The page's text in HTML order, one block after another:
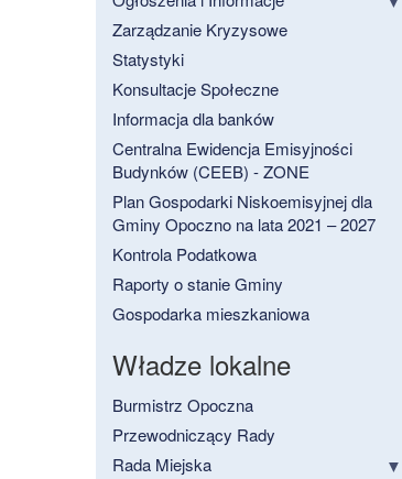
Zarządzanie Kryzysowe
Statystyki
Konsultacje Społeczne
Informacja dla banków
Centralna Ewidencja Emisyjności
Budynków (CEEB) - ZONE
Plan Gospodarki Niskoemisyjnej dla
Gminy Opoczno na lata 2021 – 2027
Kontrola Podatkowa
Raporty o stanie Gminy
Gospodarka mieszkaniowa
Władze lokalne
Burmistrz Opoczna
Przewodniczący Rady
Rada Miejska